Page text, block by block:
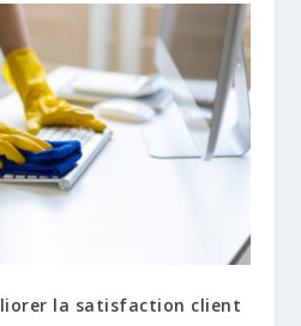
la satisfaction client